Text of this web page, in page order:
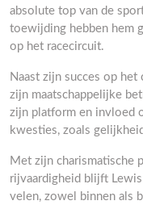
absolute top van de
toewijding hebben hem
op het racecircuit.
Naast zijn succes op
zijn maatschappelijke
zijn platform en invloed
kwesties, zoals
Met zijn charismatische
rijvaardigheid blijft
velen, zowel binnen als